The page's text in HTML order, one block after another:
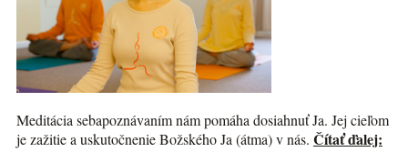
Meditácia sebapoznávaním nám pomáha dosiahnuť Ja. Jej cieľom
je zažitie a uskutočnenie Božského Ja (átma) v nás. Čítať ďalej: